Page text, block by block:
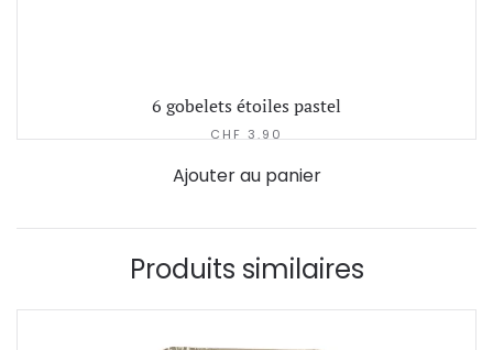
6 gobelets étoiles pastel
CHF 3.90
Ajouter au panier
Produits similaires